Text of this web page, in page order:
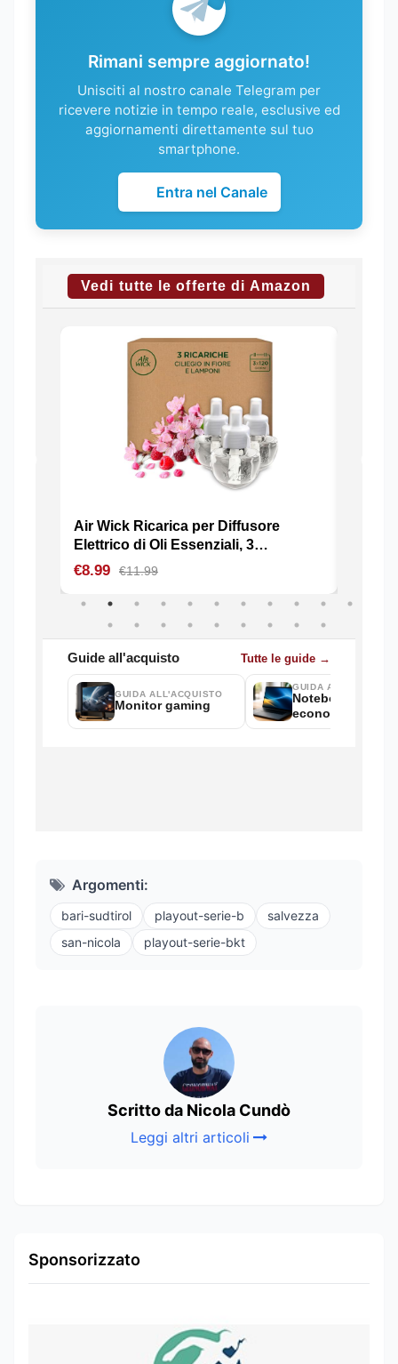
Rimani sempre aggiornato!
Unisciti al nostro canale Telegram per
ricevere notizie in tempo reale, esclusive ed
aggiornamenti direttamente sul tuo
smartphone.
Entra nel Canale
Argomenti:
bari-sudtirol playout-serie-b
salvezza
san-nicola
playout-serie-bkt
Scritto da Nicola Cundò
Leggi altri articoli
Sponsorizzato